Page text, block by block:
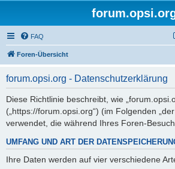
FAQ
Foren-Übersicht
forum.opsi.org - Datenschutzerklärung
Diese Richtlinie beschreibt, wie
(„https://forum.opsi.org“) (im Folgenden
verwendet, die während Ihres Foren-
UMFANG UND ART DER
Ihre Daten werden auf vier verschiedene